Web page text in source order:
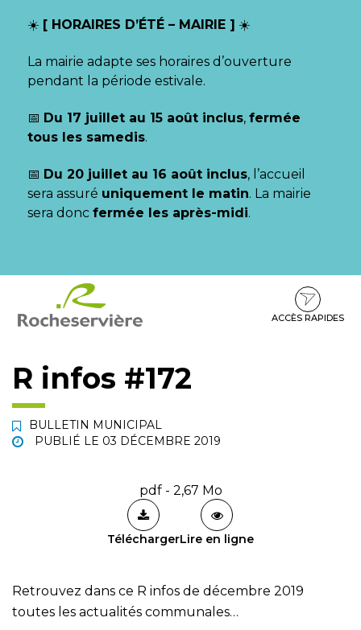
☀️ [ HORAIRES D’ÉTÉ – MAIRIE ] ☀️
La mairie adapte ses horaires d’ouverture
pendant la période estivale.
📅 Du 17 juillet au 15 août inclus, fermée
tous les samedis.
📅 Du 20 juillet au 16 août inclus, l’accueil
sera assuré uniquement le matin. La mairie
sera donc fermée les après-midi.
contenu
pied
ACCÈS RAPIDES
R infos #172
BULLETIN MUNICIPAL
PUBLIÉ LE 03 DÉCEMBRE 2019
pdf - 2,67 Mo
TéléchargerLire en ligne
Retrouvez dans ce R infos de décembre 2019
toutes les actualités communales…